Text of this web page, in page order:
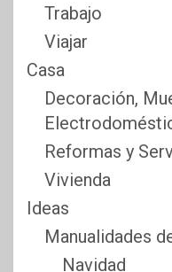
Trabajo
Viajar
Casa
Decoración,
Reformas y
Vivienda
Ideas
Manualidades
Navidad